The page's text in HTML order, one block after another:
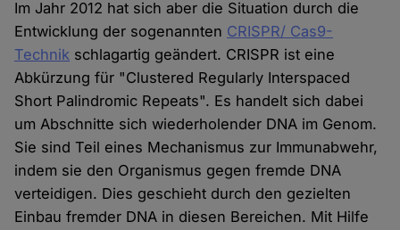
Im Jahr 2012 hat sich aber die Situation durch die
Entwicklung der sogenannten CRISPR/ Cas9-
Technik schlagartig geändert. CRISPR ist eine
Abkürzung für "Clustered Regularly Interspaced
Short Palindromic Repeats". Es handelt sich dabei
um Abschnitte sich wiederholender DNA im Genom.
Sie sind Teil eines Mechanismus zur Immunabwehr,
indem sie den Organismus gegen fremde DNA
verteidigen. Dies geschieht durch den gezielten
Einbau fremder DNA in diesen Bereichen. Mit Hilfe